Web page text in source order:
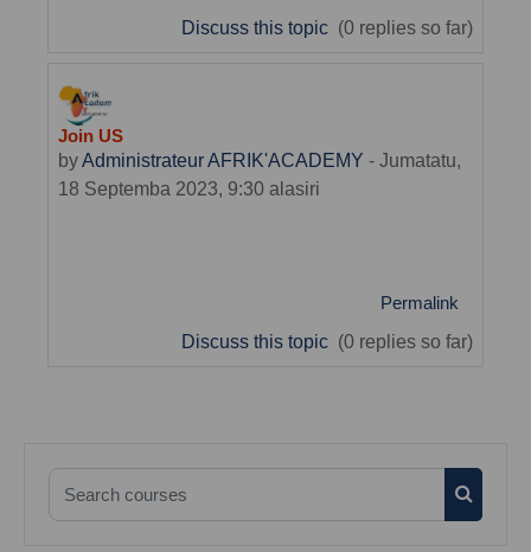
Discuss this topic (0 replies so far)
Join US
byAdministrateur AFRIK'ACADEMY - Jumatatu,
18 Septemba 2023, 9:30 alasiri
Permalink
Discuss this topic (0 replies so far)
Search courses
Search